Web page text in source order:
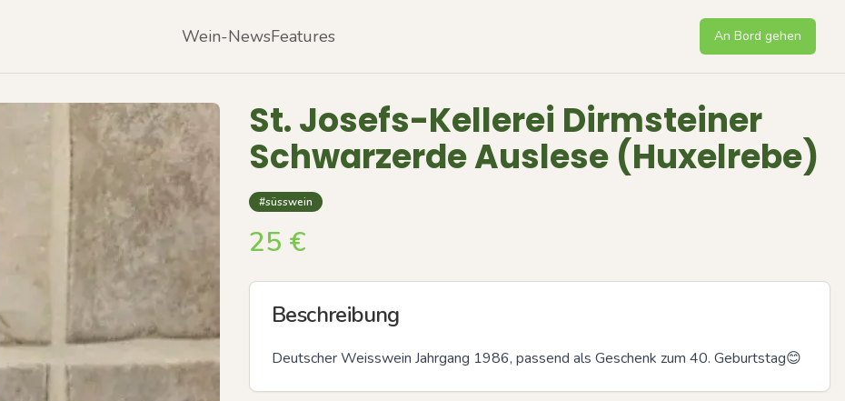
Wein-NewsFeatures An Bord gehen
St. Josefs-Kellerei Dirmsteiner
Schwarzerde Auslese (Huxelrebe)
#süsswein
25 €
Beschreibung
Deutscher Weisswein Jahrgang 1986, passend als Geschenk zum 40. Geburtstag😊